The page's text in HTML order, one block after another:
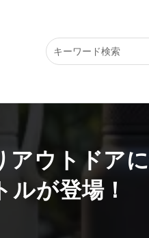
アウトドアに最適な大容量ハンド
ウトドア
が登場！